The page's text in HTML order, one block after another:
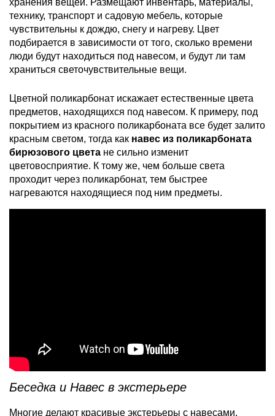
хранения вещей. Размещают инвентарь, материалы,
технику, транспорт и садовую мебель, которые
чувствительны к дождю, снегу и нагреву. Цвет
подбирается в зависимости от того, сколько времени
люди будут находиться под навесом, и будут ли там
храниться светочувствительные вещи.
Цветной поликарбонат искажает естественные цвета
предметов, находящихся под навесом. К примеру, под
покрытием из красного поликарбоната все будет залито
красным светом, тогда как навес из поликарбоната
бирюзового цвета не сильно изменит
цветовосприятие. К тому же, чем больше света
проходит через поликарбонат, тем быстрее
нагреваются находящиеся под ним предметы.
Беседка и Навес в экстерьере
Многие делают красивые экстерьеры с навесами,